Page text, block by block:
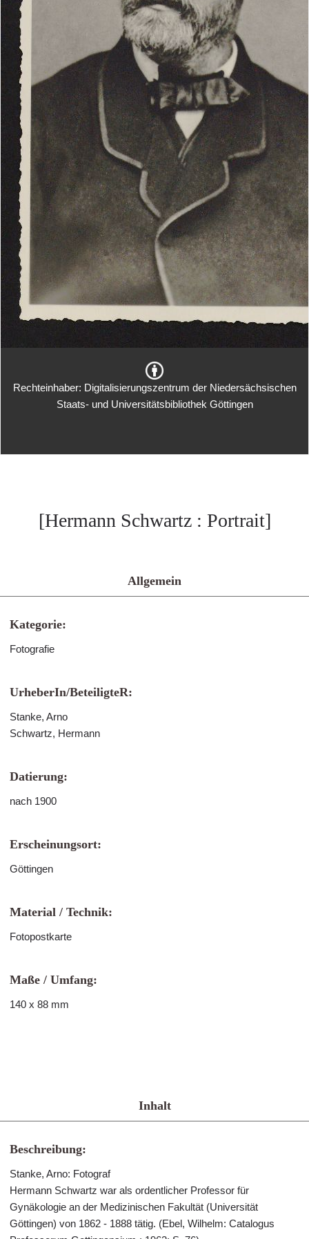
Rechteinhaber: Digitalisierungszentrum der Niedersächsischen
Staats- und Universitätsbibliothek Göttingen
[Hermann Schwartz : Portrait]
Allgemein
Kategorie:
Fotografie
UrheberIn/BeteiligteR:
Stanke, Arno
Schwartz, Hermann
Datierung:
nach 1900
Erscheinungsort:
Göttingen
Material / Technik:
Fotopostkarte
Maße / Umfang:
140 x 88 mm
Inhalt
Beschreibung:
Stanke, Arno: Fotograf
Hermann Schwartz war als ordentlicher Professor für
Gynäkologie an der Medizinischen Fakultät (Universität
Göttingen) von 1862 - 1888 tätig. (Ebel, Wilhelm: Catalogus